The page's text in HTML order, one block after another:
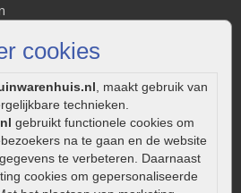
cookies
, maakt gebruik van
technieken.
gebruikt functionele cookies om
na te gaan en de website
te verbeteren. Daarnaast
cookies om gepersonaliseerde
bestrating
bestrating
bestrating